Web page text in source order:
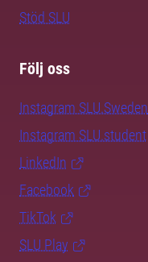
Stöd SLU
Följ oss
Instagram SLU.Sweden
Instagram SLU.student
LinkedIn
Facebook
TikTok
SLU Play